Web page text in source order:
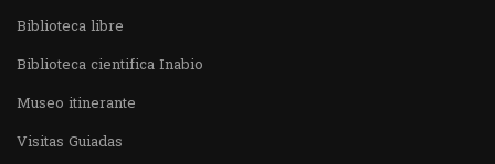
Biblioteca libre
Biblioteca cientifica Inabio
Museo itinerante
Visitas Guiadas